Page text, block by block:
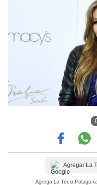
Agregar La
Agrega La Tecla